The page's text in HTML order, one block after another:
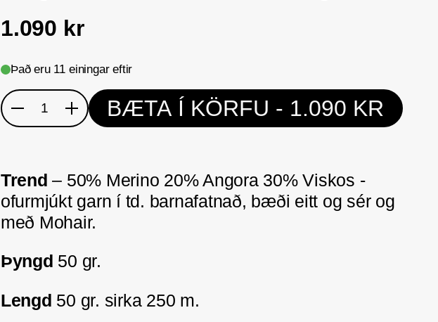
1.090 kr
Það eru 11 einingar eftir
Magn BÆTA Í KÖRFU - 1.090 KR
Trend – 50% Merino 20% Angora 30% Viskos -
ofurmjúkt garn í td. barnafatnað, bæði eitt og sér og
með Mohair.
Þyngd 50 gr.
Lengd 50 gr. sirka 250 m.